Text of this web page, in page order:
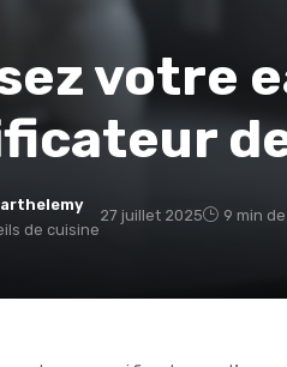
votre
de cuisine
27 juillet 2025 9 min